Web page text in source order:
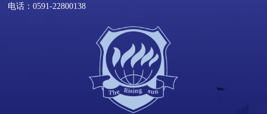
电话：0591-22800138